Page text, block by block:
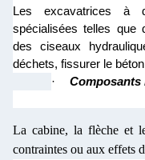
Les excavatrices à
spécialisées telles que
des ciseaux
déchets, fissurer le
·
Composants
La cabine, la flèche et
contraintes ou aux effets